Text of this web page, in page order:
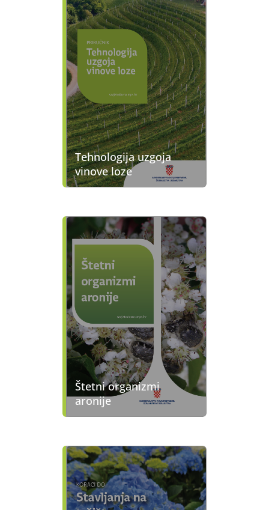
Tehnologija uzgoja
vinove loze
Štetni organizmi
aronije